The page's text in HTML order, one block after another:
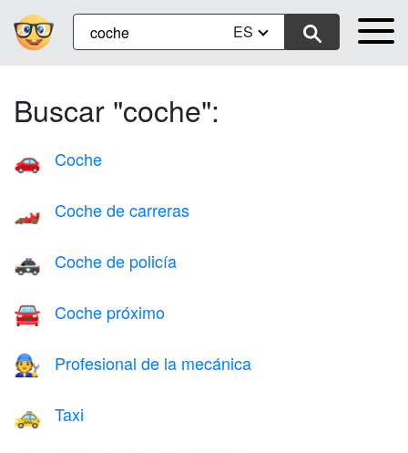
ES
Buscar "coche":
🚗 Coche
🏎️ Coche de carreras
🚓 Coche de policía
🚘 Coche próximo
🧑‍🔧 Profesional de la mecánica
🚕 Taxi